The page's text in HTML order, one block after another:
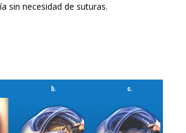
sin necesidad de suturas.